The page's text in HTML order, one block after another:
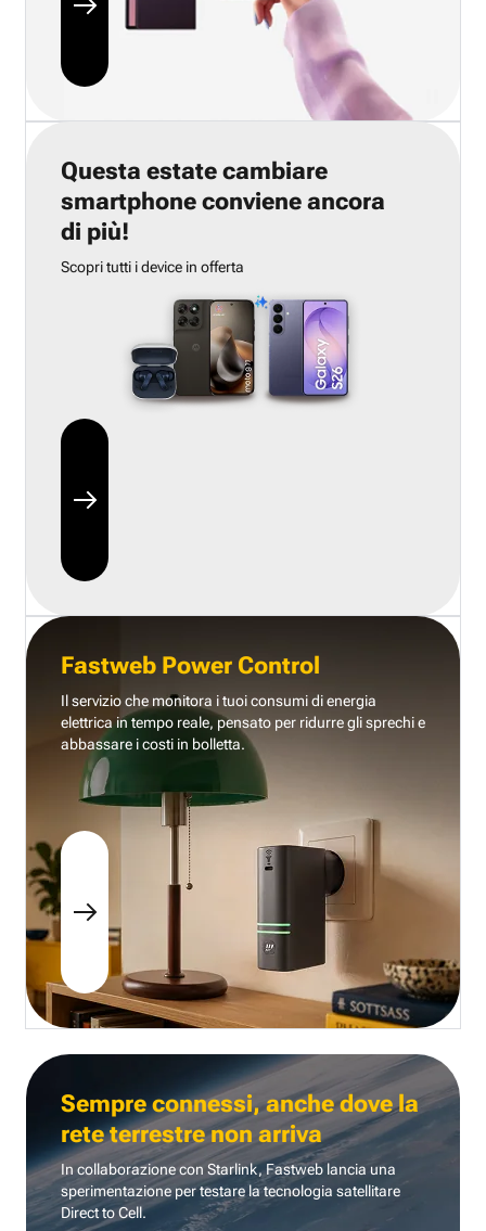
Questa estate cambiare
smartphone conviene ancora
di più!
Scopri tutti i device in offerta
Fastweb Power Control
Il servizio che monitora i tuoi consumi di energia
elettrica in tempo reale, pensato per ridurre gli sprechi e
abbassare i costi in bolletta.
Sempre connessi, anche dove la
rete terrestre non arriva
In collaborazione con Starlink, Fastweb lancia una
sperimentazione per testare la tecnologia satellitare
Direct to Cell.